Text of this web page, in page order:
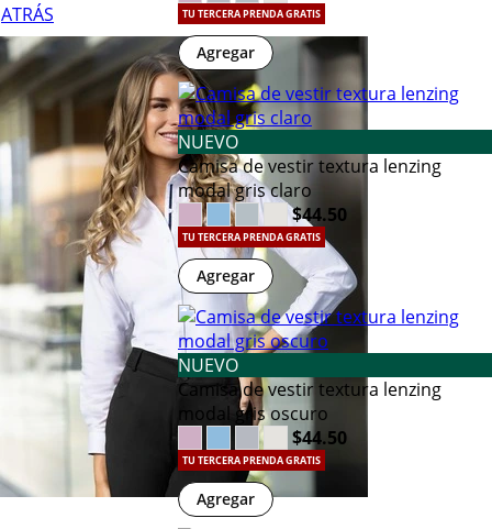
ATRÁS TU TERCERA PRENDA GRATIS
Agregar
NUEVO
Camisa de vestir textura lenzing
modal gris claro
$44.50
TU TERCERA PRENDA GRATIS
Agregar
NUEVO
Camisa de vestir textura lenzing
modal gris oscuro
$44.50
TU TERCERA PRENDA GRATIS
Agregar